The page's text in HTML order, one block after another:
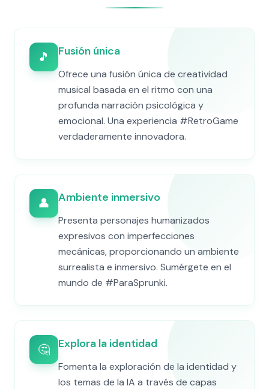
🎵 Fusión única
Ofrece una fusión única de creatividad
musical basada en el ritmo con una
profunda narración psicológica y
emocional. Una experiencia #RetroGame
verdaderamente innovadora.
👤 Ambiente inmersivo
Presenta personajes humanizados
expresivos con imperfecciones
mecánicas, proporcionando un ambiente
surrealista e inmersivo. Sumérgete en el
mundo de #ParaSprunki.
🤔 Explora la identidad
Fomenta la exploración de la identidad y
los temas de la IA a través de capas